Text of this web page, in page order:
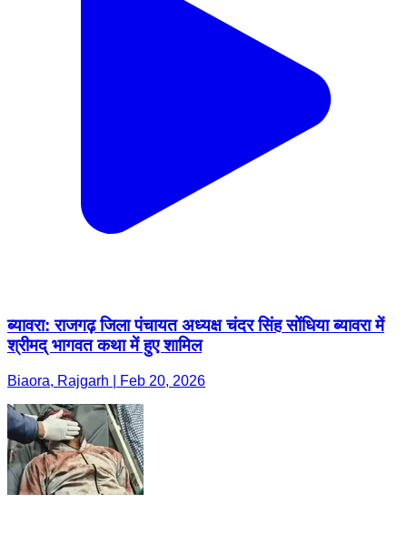
ब्यावरा: राजगढ़ जिला पंचायत अध्यक्ष चंदर सिंह सोंधिया ब्यावरा में
श्रीमद् भागवत कथा में हुए शामिल
Biaora, Rajgarh | Feb 20, 2026